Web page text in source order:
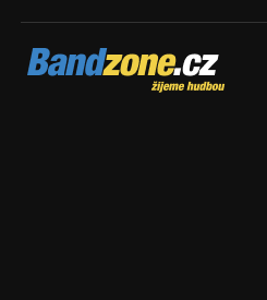
Bandzone.cz
žijeme hudbou